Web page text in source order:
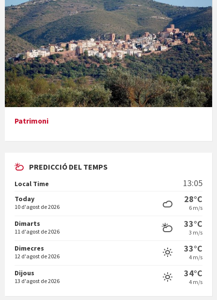
Concerts al Museu
Presentació del llibre &quot;La mare&quot;, d'Emma Zafon
En Bum
Vermuts a la Font. Hit parit
Patrimoni
PREDICCIÓ DEL TEMPS
Local Time 13:05
Today
10 d'agost de 2026
28°C
6 m/s
Dimarts
11 d'agost de 2026
33°C
3 m/s
Dimecres
12 d'agost de 2026
33°C
4 m/s
Dijous
13 d'agost de 2026
34°C
4 m/s